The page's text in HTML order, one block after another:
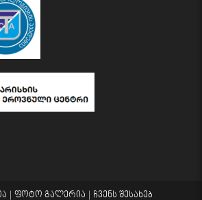
ფოტო გალერია ჩვენს შესახებ